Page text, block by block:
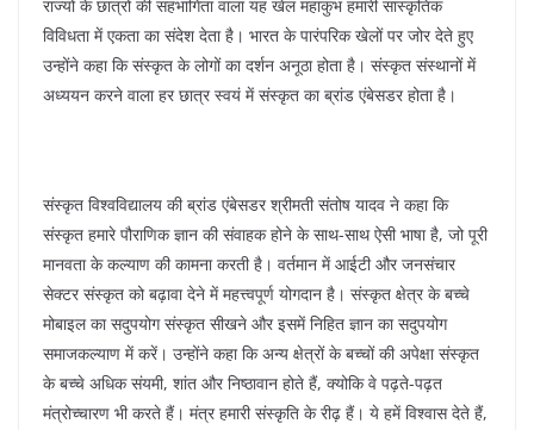
राज्यों के छात्रों की सहभागिता वाला यह खेल महाकुंभ हमारी सांस्कृतिक
विविधता में एकता का संदेश देता है। भारत के पारंपरिक खेलों पर जोर देते हुए
उन्होंने कहा कि संस्कृत के लोगों का दर्शन अनूठा होता है। संस्कृत संस्थानों में
अध्ययन करने वाला हर छात्र स्वयं में संस्कृत का ब्रांड एंबेसडर होता है।
संस्कृत विश्वविद्यालय की ब्रांड एंबेसडर श्रीमती संतोष यादव ने कहा कि
संस्कृत हमारे पौराणिक ज्ञान की संवाहक होने के साथ-साथ ऐसी भाषा है, जो पूरी
मानवता के कल्याण की कामना करती है। वर्तमान में आईटी और जनसंचार
सेक्टर संस्कृत को बढ़ावा देने में महत्त्वपूर्ण योगदान है। संस्कृत क्षेत्र के बच्चे
मोबाइल का सदुपयोग संस्कृत सीखने और इसमें निहित ज्ञान का सदुपयोग
समाजकल्याण में करें। उन्होंने कहा कि अन्य क्षेत्रों के बच्चों की अपेक्षा संस्कृत
के बच्चे अधिक संयमी, शांत और निष्ठावान होते हैं, क्योकि वे पढ़ते-पढ़त
मंत्रोच्चारण भी करते हैं। मंत्र हमारी संस्कृति के रीढ़ हैं। ये हमें विश्वास देते हैं,